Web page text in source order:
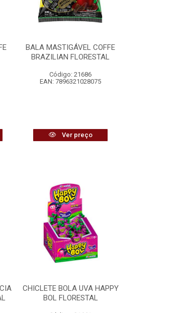
BALA MASTIGÁVEL COFFE
BRAZILIAN FLORESTAL
Código: 21686
EAN: 7896321028075
Ver preço
CHICLETE BOLA UVA HAPPY
BOL FLORESTAL